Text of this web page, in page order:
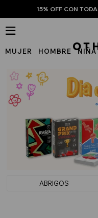
15% OFF CON
MUJER HOMBRE NIÑA

ABRIGOS